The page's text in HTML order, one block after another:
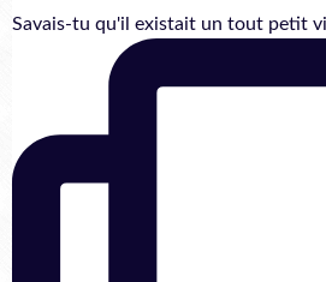
Savais-tu qu'il existait un tout petit